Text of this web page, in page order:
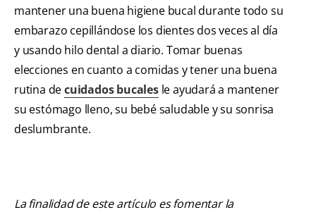
mantener una buena higiene bucal durante todo su
embarazo cepillándose los dientes dos veces al día
y usando hilo dental a diario. Tomar buenas
elecciones en cuanto a comidas y tener una buena
rutina decuidados bucalesle ayudará a mantener
su estómago lleno, su bebé saludable y su sonrisa
deslumbrante.
La finalidad de este artículo es fomentar la